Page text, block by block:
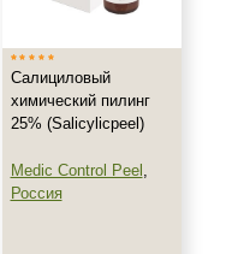
Салициловый
химический пилинг
25% (Salicylicpeel)
Medic Control Peel ,
Россия